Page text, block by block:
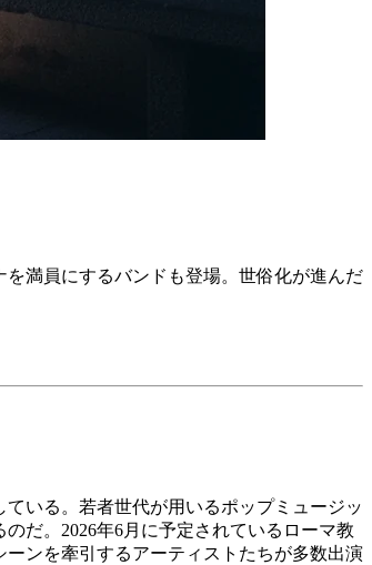
満員にするバンドも登場。世俗化が進んだ
いる。若者世代が用いるポップミュージッ
だ。2026年6月に予定されているローマ教
ンを牽引するアーティストたちが多数出演